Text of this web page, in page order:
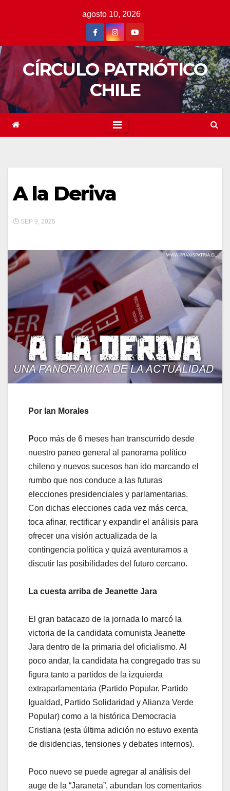
agosto 10, 2026
CÍRCULO PATRIÓTICO
CHILE
A la Deriva
SEP 9, 2025
Por Ian Morales
Poco más de 6 meses han transcurrido desde
nuestro paneo general al panorama político
chileno y nuevos sucesos han ido marcando el
rumbo que nos conduce a las futuras
elecciones presidenciales y parlamentarias.
Con dichas elecciones cada vez más cerca,
toca afinar, rectificar y expandir el análisis para
ofrecer una visión actualizada de la
contingencia política y quizá aventurarnos a
discutir las posibilidades del futuro cercano.
La cuesta arriba de Jeanette Jara
El gran batacazo de la jornada lo marcó la
victoria de la candidata comunista Jeanette
Jara dentro de la primaria del oficialismo. Al
poco andar, la candidata ha congregado tras su
figura tanto a partidos de la izquierda
extraparlamentaria (Partido Popular, Partido
Igualdad, Partido Solidaridad y Alianza Verde
Popular) como a la histórica Democracia
Cristiana (esta última adición no estuvo exenta
de disidencias, tensiones y debates internos).
Poco nuevo se puede agregar al análisis del
auge de la “Jaraneta”, abundan los comentarios